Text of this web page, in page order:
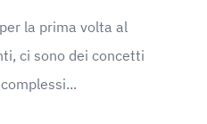
la prima volta al
ci sono dei concetti